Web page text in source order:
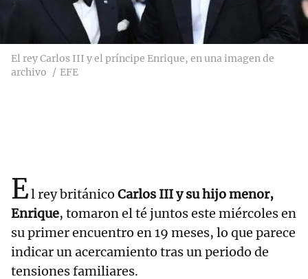
El rey Carlos III y el príncipe Enrique, en una imagen de
archivo
EFE
El rey británico Carlos III y su hijo menor,
Enrique, tomaron el té juntos este miércoles en
su primer encuentro en 19 meses, lo que parece
indicar un acercamiento tras un periodo de
tensiones familiares.